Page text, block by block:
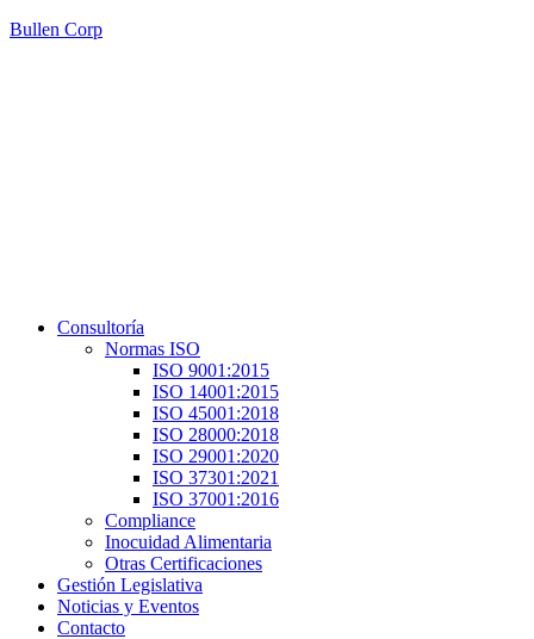
Bullen Corp
Menú
Consultoría
Normas ISO
ISO 9001:2015
ISO 14001:2015
ISO 45001:2018
ISO 28000:2018
ISO 29001:2020
ISO 37301:2021
ISO 37001:2016
Compliance
Inocuidad Alimentaria
Otras Certificaciones
Gestión Legislativa
Noticias y Eventos
Contacto